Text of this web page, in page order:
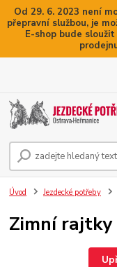
Od 29. 6. 2023 není
přepravní službou, je
E-shop bude
Úvod Jezdecké potřeby
Zimní rajtky